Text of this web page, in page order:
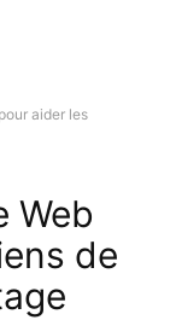
aider les
Web
de